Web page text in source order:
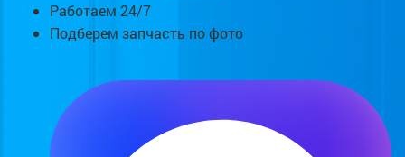
Работаем 24/7
Подберем запчасть по фото